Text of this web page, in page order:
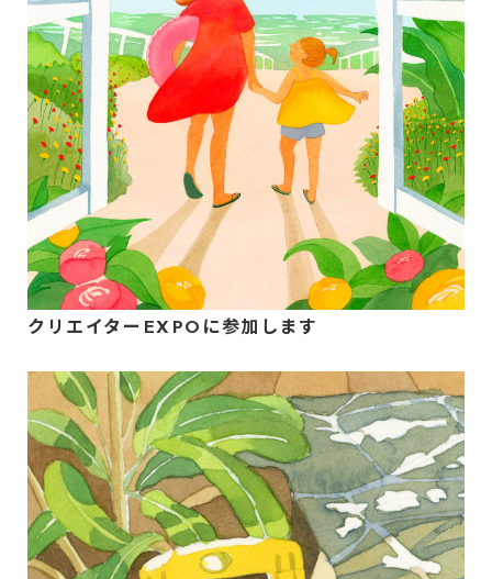
クリエイターEXPOに参加します